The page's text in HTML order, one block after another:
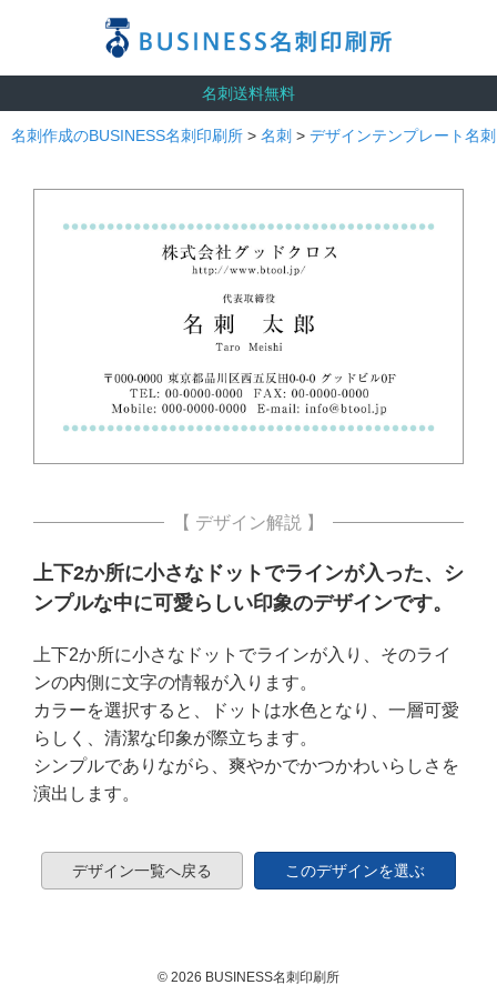
名刺送料無料
名刺作成のBUSINESS名刺印刷所 > 名刺 > デザインテンプレート名刺
【 デザイン解説 】
上下2か所に小さなドットでラインが入った、シ
ンプルな中に可愛らしい印象のデザインです。
上下2か所に小さなドットでラインが入り、そのライ
ンの内側に文字の情報が入ります。
カラーを選択すると、ドットは水色となり、一層可愛
らしく、清潔な印象が際立ちます。
シンプルでありながら、爽やかでかつかわいらしさを
演出します。
デザイン一覧へ戻る このデザインを選ぶ
© 2026 BUSINESS名刺印刷所